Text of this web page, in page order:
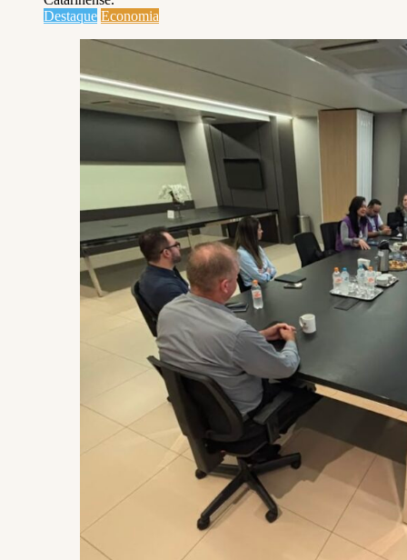
Destaque Economia